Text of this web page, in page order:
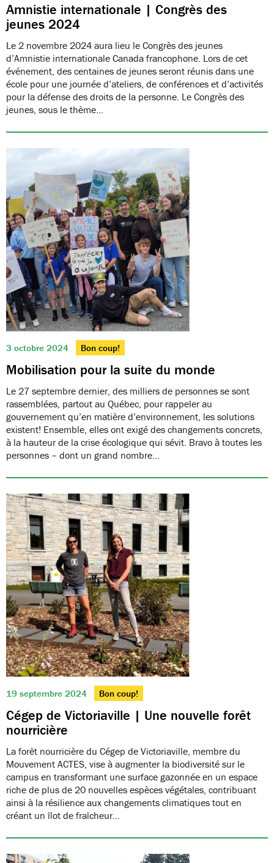
Amnistie internationale | Congrès des
jeunes 2024
Le 2 novembre 2024 aura lieu le Congrès des jeunes
d’Amnistie internationale Canada francophone. Lors de cet
événement, des centaines de jeunes seront réunis dans une
école pour une journée d’ateliers, de conférences et d’activités
pour la défense des droits de la personne. Le Congrès des
jeunes, sous le thème…
3 octobre 2024 Bon coup!
Mobilisation pour la suite du monde
Le 27 septembre dernier, des milliers de personnes se sont
rassemblées, partout au Québec, pour rappeler au
gouvernement qu’en matière d’environnement, les solutions
existent! Ensemble, elles ont exigé des changements concrets,
à la hauteur de la crise écologique qui sévit. Bravo à toutes les
personnes – dont un grand nombre…
19 septembre 2024 Bon coup!
Cégep de Victoriaville | Une nouvelle forêt
nourricière
La forêt nourricière du Cégep de Victoriaville, membre du
Mouvement ACTES, vise à augmenter la biodiversité sur le
campus en transformant une surface gazonnée en un espace
riche de plus de 20 nouvelles espèces végétales, contribuant
ainsi à la résilience aux changements climatiques tout en
créant un îlot de fraîcheur…